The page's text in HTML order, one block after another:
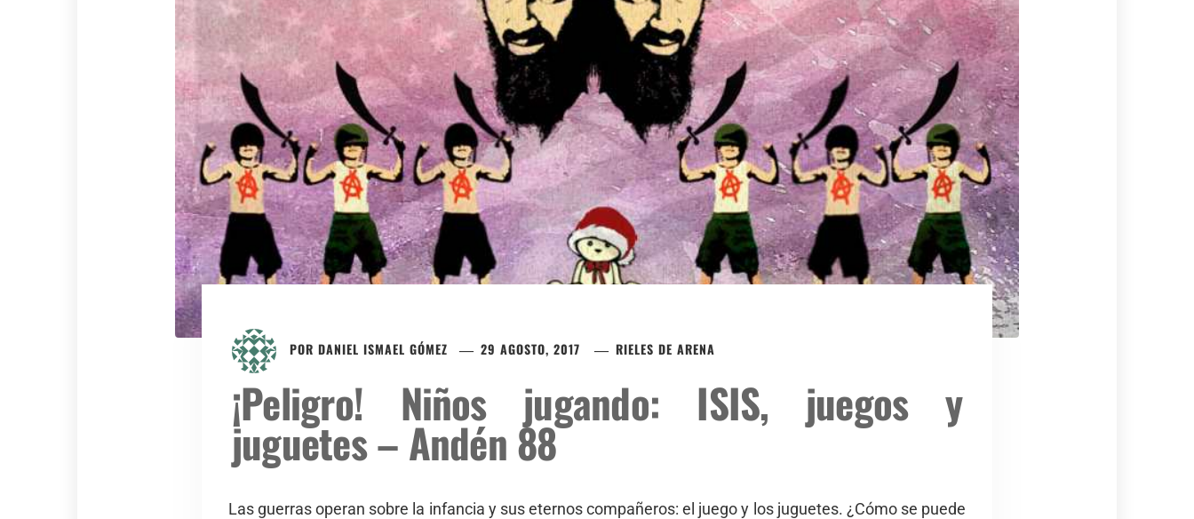
POR DANIEL ISMAEL GÓMEZ 29 AGOSTO, 2017 RIELES DE ARENA
¡Peligro! Niños jugando: ISIS, juegos y
juguetes – Andén 88
Las guerras operan sobre la infancia y sus eternos compañeros: el juego y los juguetes. ¿Cómo se puede